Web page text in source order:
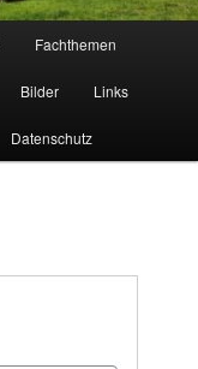
Fachthemen
Bilder Links
Datenschutz